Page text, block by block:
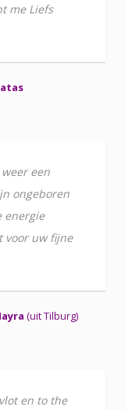
me Liefs
een
ongeboren
energie
voor uw fijne
(uit Tilburg)
en to the